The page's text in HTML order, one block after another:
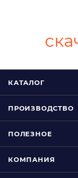
КАТАЛОГ
ПРОИЗВОДСТВО
ПОЛЕЗНОЕ
КОМПАНИЯ